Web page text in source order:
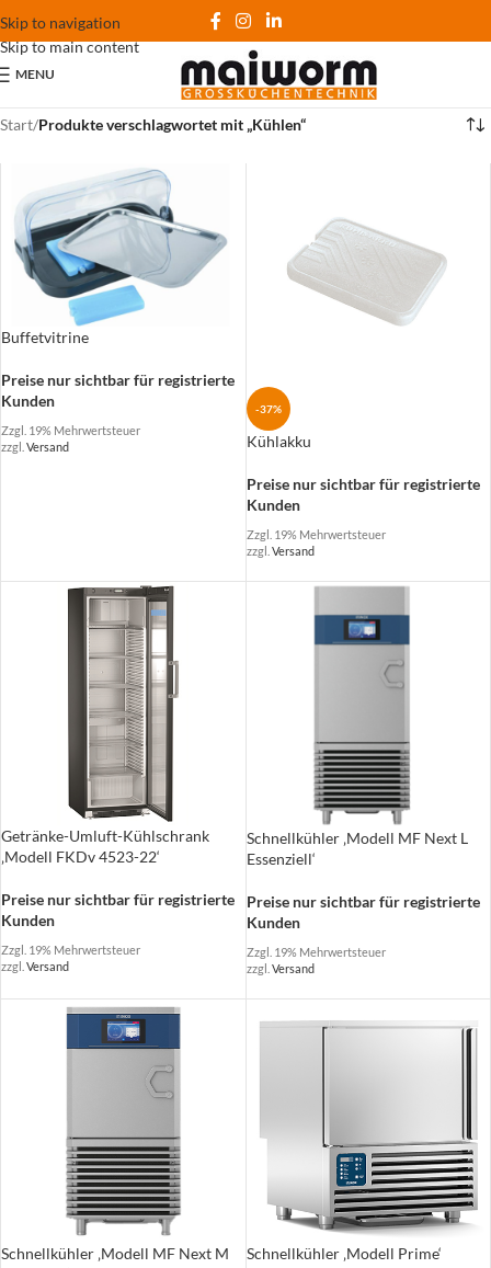
Skip to navigation
Skip to main content
MENU
Start/Produkte verschlagwortet mit „Kühlen“
Buffetvitrine
Preise nur sichtbar für registrierte
Kunden
Zzgl. 19% Mehrwertsteuer
zzgl. Versand
-37%
Kühlakku
Preise nur sichtbar für registrierte
Kunden
Zzgl. 19% Mehrwertsteuer
zzgl. Versand
Getränke-Umluft-Kühlschrank
‚Modell FKDv 4523-22‘
Preise nur sichtbar für registrierte
Kunden
Zzgl. 19% Mehrwertsteuer
zzgl. Versand
Schnellkühler ‚Modell MF Next L
Essenziell‘
Preise nur sichtbar für registrierte
Kunden
Zzgl. 19% Mehrwertsteuer
zzgl. Versand
Schnellkühler ‚Modell MF Next M
Schnellkühler ‚Modell Prime‘